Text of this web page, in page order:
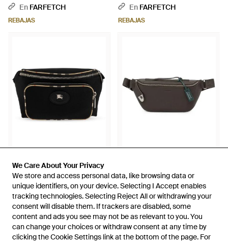
We Care About Your Privacy
We store and access personal data, like browsing data or
unique identifiers, on your device. Selecting I Accept enables
tracking technologies. Selecting Reject All or withdrawing your
consent will disable them. If trackers are disabled, some
content and ads you see may not be as relevant to you. You
can change your choices or withdraw consent at any time by
clicking the Cookie Settings link at the bottom of the page. For
We Care About Your Privacy
We store and access personal data, like browsing data or
unique identifiers, on your device. Selecting I Accept enables
tracking technologies. Selecting Reject All or withdrawing your
consent will disable them. If trackers are disabled, some
content and ads you see may not be as relevant to you. You
can change your choices or withdraw consent at any time by
clicking the Cookie Settings link at the bottom of the page. For
Cremallera - Azul
En FARFETCH
REBAJAS
Monograma - Negro
En FARFETCH
REBAJAS
647,50 €
Burberry
Belt Bags - Negro
EnMiinto
Coccinelle
Riñonera Granulada - Gris
En FARFETCH